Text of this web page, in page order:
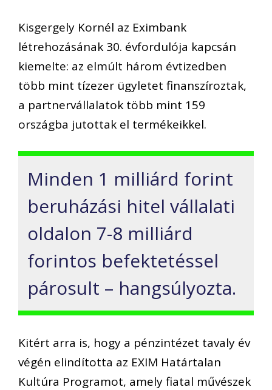
Kisgergely Kornél az Eximbank
létrehozásának 30. évfordulója kapcsán
kiemelte: az elmúlt három évtizedben
több mint tízezer ügyletet finanszíroztak,
a partnervállalatok több mint 159
országba jutottak el termékeikkel.
Minden 1 milliárd forint
beruházási hitel vállalati
oldalon 7-8 milliárd
forintos befektetéssel
párosult – hangsúlyozta.
Kitért arra is, hogy a pénzintézet tavaly év
végén elindította az EXIM Határtalan
Kultúra Programot, amely fiatal művészek